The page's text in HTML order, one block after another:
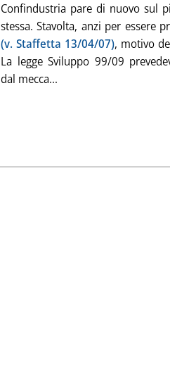
Confindustria pare di nuovo sul
stessa. Stavolta, anzi per essere
(v. Staffetta 13/04/07), motivo
La legge Sviluppo 99/09
dal mecca...